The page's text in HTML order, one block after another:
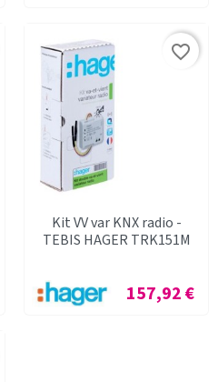
Kit VV var KNX radio -
TEBIS HAGER TRK151M
Prix
157,92 €
favorite_border